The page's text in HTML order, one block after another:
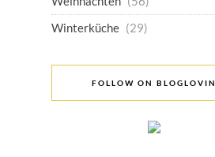
Winterküche (29)
FOLLOW ON BLOGLOVIN